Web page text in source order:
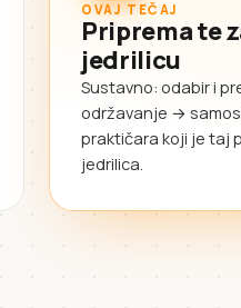
OVAJ TEČAJ
Priprema te
jedrilicu
Sustavno: odabir i
održavanje →
praktičara koji je taj
jedrilica.